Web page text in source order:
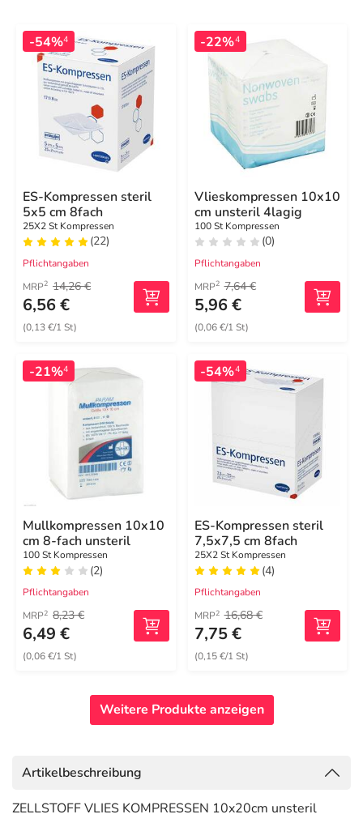
-54%4
ES-Kompressen steril
5x5 cm 8fach
25X2 St Kompressen
(22)
Pflichtangaben
MRP2 14,26 €
6,56 €
(0,13 €/1 St)
-22%4
Vlieskompressen 10x10
cm unsteril 4lagig
100 St Kompressen
(0)
Pflichtangaben
MRP2 7,64 €
5,96 €
(0,06 €/1 St)
-21%4
Mullkompressen 10x10
cm 8-fach unsteril
100 St Kompressen
(2)
Pflichtangaben
MRP2 8,23 €
6,49 €
(0,06 €/1 St)
-54%4
ES-Kompressen steril
7,5x7,5 cm 8fach
25X2 St Kompressen
(4)
Pflichtangaben
MRP2 16,68 €
7,75 €
(0,15 €/1 St)
Weitere Produkte anzeigen
Artikelbeschreibung
ZELLSTOFF VLIES KOMPRESSEN 10x20cm unsteril